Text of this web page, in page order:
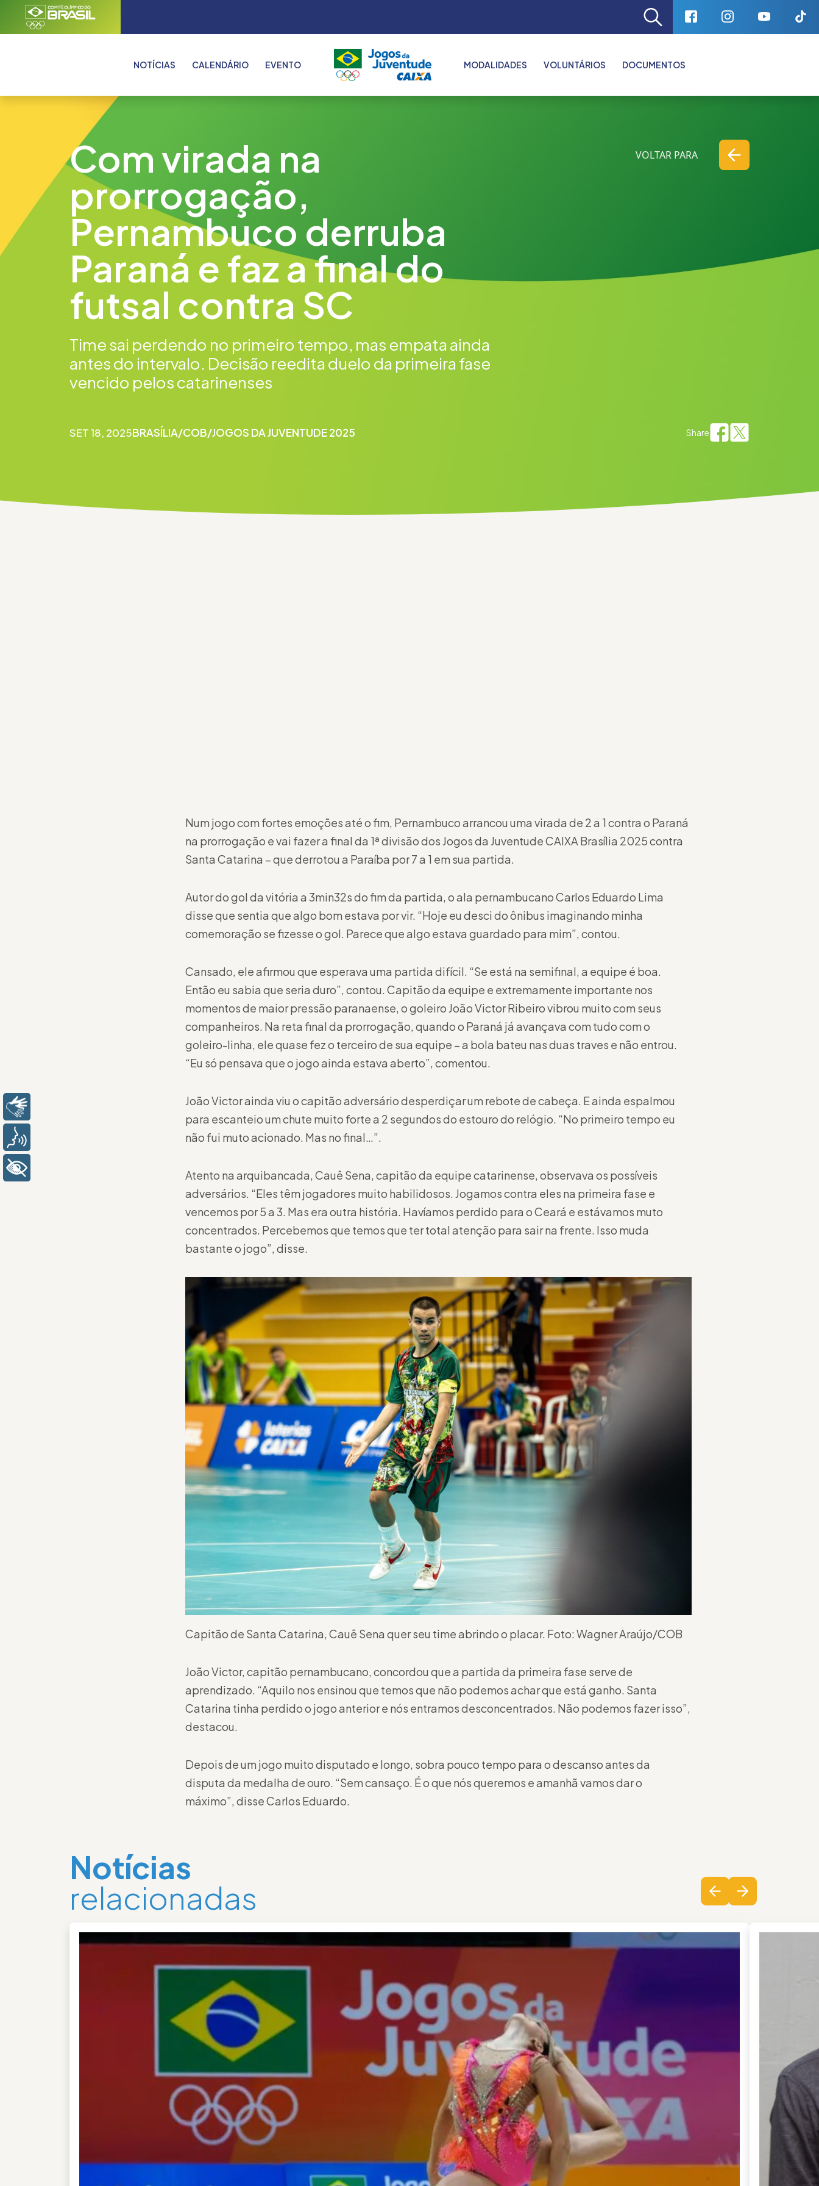
NOTÍCIAS CALENDÁRIO EVENTO
2022
MODALIDADES VOLUNTÁRIOS DOCUMENTOS
Com virada na
prorrogação,
Pernambuco derruba
Paraná e faz a final do
futsal contra SC
Time sai perdendo no primeiro tempo, mas empata ainda
antes do intervalo. Decisão reedita duelo da primeira fase
vencido pelos catarinenses
VOLTAR PARA
SET 18, 2025BRASÍLIA/COB/JOGOS DA JUVENTUDE 2025 Share
Num jogo com fortes emoções até o fim, Pernambuco arrancou uma virada de 2 a 1 contra o Paraná
na prorrogação e vai fazer a final da 1ª divisão dos Jogos da Juventude CAIXA Brasília 2025 contra
Santa Catarina – que derrotou a Paraíba por 7 a 1 em sua partida.
Autor do gol da vitória a 3min32s do fim da partida, o ala pernambucano Carlos Eduardo Lima
disse que sentia que algo bom estava por vir. “Hoje eu desci do ônibus imaginando minha
comemoração se fizesse o gol. Parece que algo estava guardado para mim”, contou.
Cansado, ele afirmou que esperava uma partida difícil. “Se está na semifinal, a equipe é boa.
Então eu sabia que seria duro”, contou. Capitão da equipe e extremamente importante nos
momentos de maior pressão paranaense, o goleiro João Victor Ribeiro vibrou muito com seus
companheiros. Na reta final da prorrogação, quando o Paraná já avançava com tudo com o
goleiro-linha, ele quase fez o terceiro de sua equipe – a bola bateu nas duas traves e não entrou.
“Eu só pensava que o jogo ainda estava aberto”, comentou.
João Victor ainda viu o capitão adversário desperdiçar um rebote de cabeça. E ainda espalmou
para escanteio um chute muito forte a 2 segundos do estouro do relógio. “No primeiro tempo eu
não fui muto acionado. Mas no final…”.
Atento na arquibancada, Cauê Sena, capitão da equipe catarinense, observava os possíveis
adversários. “Eles têm jogadores muito habilidosos. Jogamos contra eles na primeira fase e
vencemos por 5 a 3. Mas era outra história. Havíamos perdido para o Ceará e estávamos muto
concentrados. Percebemos que temos que ter total atenção para sair na frente. Isso muda
bastante o jogo”, disse.
Capitão de Santa Catarina, Cauê Sena quer seu time abrindo o placar. Foto: Wagner Araújo/COB
João Victor, capitão pernambucano, concordou que a partida da primeira fase serve de
aprendizado. “Aquilo nos ensinou que temos que não podemos achar que está ganho. Santa
Catarina tinha perdido o jogo anterior e nós entramos desconcentrados. Não podemos fazer isso”,
destacou.
Depois de um jogo muito disputado e longo, sobra pouco tempo para o descanso antes da
disputa da medalha de ouro. “Sem cansaço. É o que nós queremos e amanhã vamos dar o
máximo”, disse Carlos Eduardo.
Notícias
relacionadas